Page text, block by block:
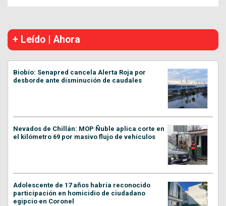
+ Leído | Ahora
Biobío: Senapred cancela Alerta Roja por
desborde ante disminución de caudales
Nevados de Chillán: MOP Ñuble aplica corte en
el kilómetro 69 por masivo flujo de vehículos
Adolescente de 17 años habría reconocido
participación en homicidio de ciudadano
egipcio en Coronel